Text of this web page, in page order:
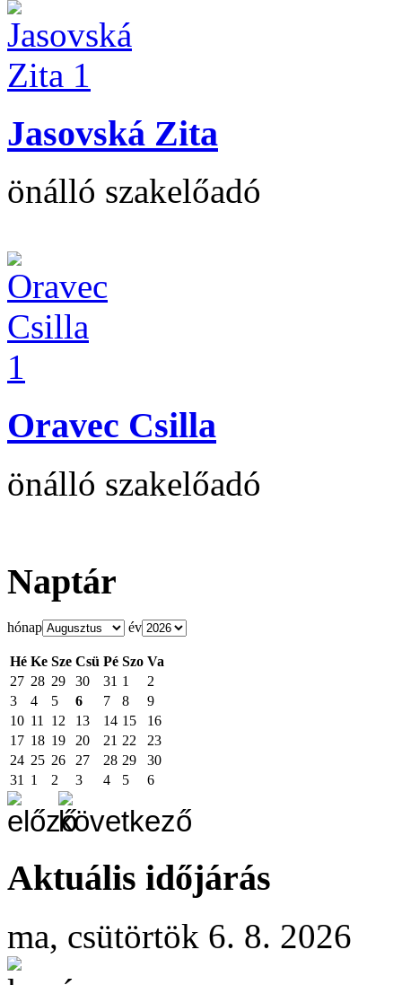
Jasovská Zita
önálló szakelőadó
Oravec Csilla
önálló szakelőadó
Naptár
hónap év
Hé Ke Sze Csü Pé Szo Va
27 28 29 30 31 1
2
3
4 5 6 7 8
9
10 11 12 13 14 15
16
17 18 19 20 21 22
23
24 25 26 27 28 29
30
31
1 2 3 4 5 6
Aktuális időjárás
ma, csütörtök 6. 8. 2026